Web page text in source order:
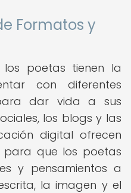
Formatos y
poetas tienen la
con diferentes
dar vida a sus
los blogs y las
digital ofrecen
para que los poetas
y pensamientos a
la imagen y el